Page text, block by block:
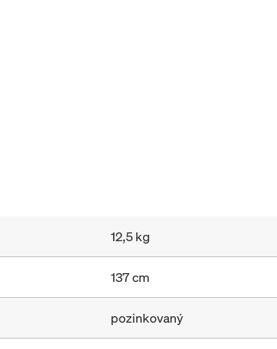
12,5 kg
137 cm
pozinkovaný